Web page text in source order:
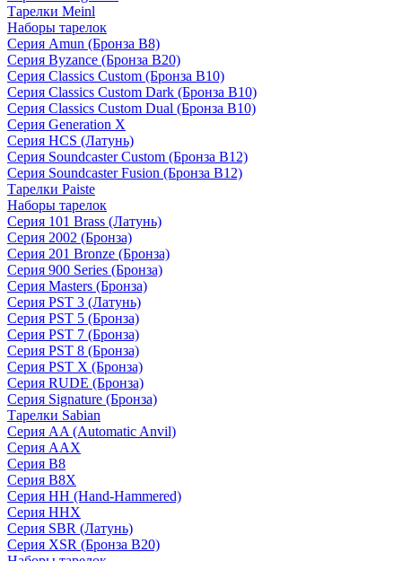
Тарелки Meinl
Наборы тарелок
Серия Amun (Бронза B8)
Серия Byzance (Бронза B20)
Серия Classics Custom (Бронза B10)
Серия Classics Custom Dark (Бронза B10)
Серия Classics Custom Dual (Бронза B10)
Серия Generation X
Серия HCS (Латунь)
Серия Soundcaster Custom (Бронза B12)
Серия Soundcaster Fusion (Бронза B12)
Тарелки Paiste
Наборы тарелок
Серия 101 Brass (Латунь)
Серия 2002 (Бронза)
Серия 201 Bronze (Бронза)
Серия 900 Series (Бронза)
Серия Masters (Бронза)
Серия PST 3 (Латунь)
Серия PST 5 (Бронза)
Серия PST 7 (Бронза)
Серия PST 8 (Бронза)
Серия PST X (Бронза)
Серия RUDE (Бронза)
Серия Signature (Бронза)
Тарелки Sabian
Серия AA (Automatic Anvil)
Серия AAX
Серия B8
Серия B8X
Серия HH (Hand-Hammered)
Серия HHX
Серия SBR (Латунь)
Серия XSR (Бронза B20)